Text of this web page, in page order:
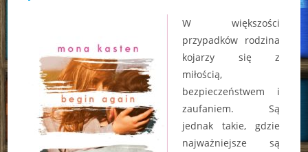
W większości
przypadków rodzina
kojarzy się z
miłością,
bezpieczeństwem i
zaufaniem. Są
jednak takie, gdzie
najważniejsze są